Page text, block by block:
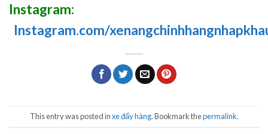
Instagram:
Instagram.com/
This entry was posted inxe đẩy hàng. Bookmark thepermalink.